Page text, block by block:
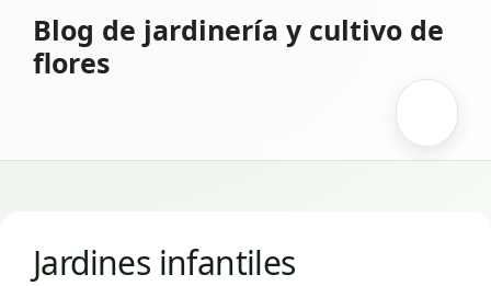
contenido
Blog de jardinería y cultivo de
flores
Jardines infantiles